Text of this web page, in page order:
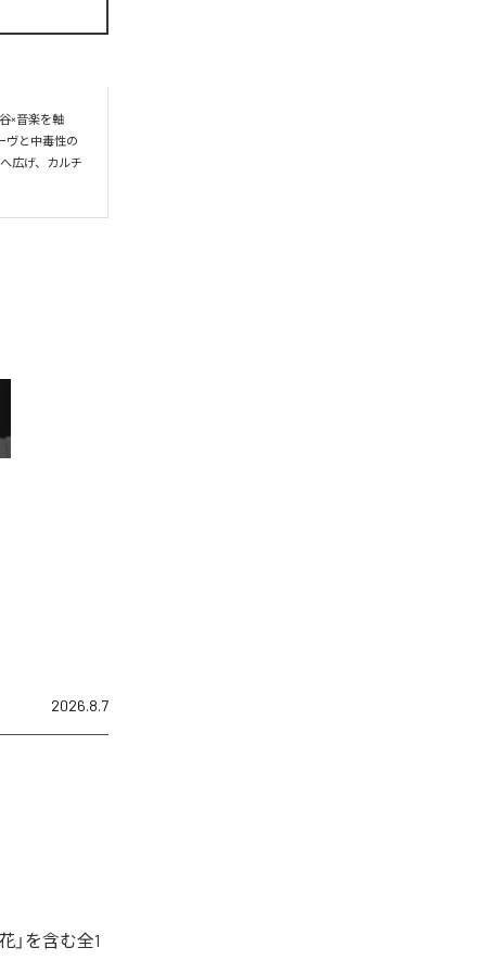
×音楽を軸
ヴと中毒性の
広げ、カルチ
2026.8.7
」を含む全1